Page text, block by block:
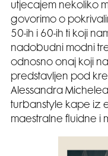
utjecajem nekoliko
govorimo o
50-ih i 60-ih ti koji
nadobudni modni
odnosno onaj koji
predstavljen pod
Alessandra
turbanstyle kape iz
maestralne fluidne i